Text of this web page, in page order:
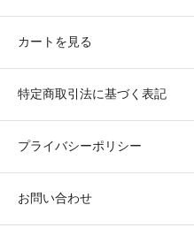
カートを見る
特定商取引法に基づく表記
プライバシーポリシー
お問い合わせ